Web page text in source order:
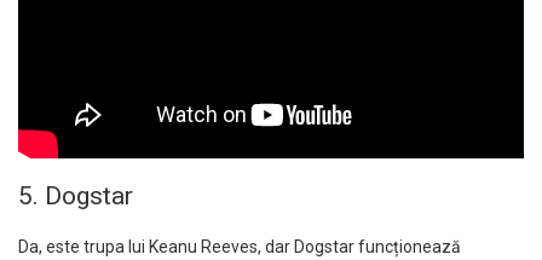
5. Dogstar
Da, este trupa lui Keanu Reeves, dar Dogstar funcționează